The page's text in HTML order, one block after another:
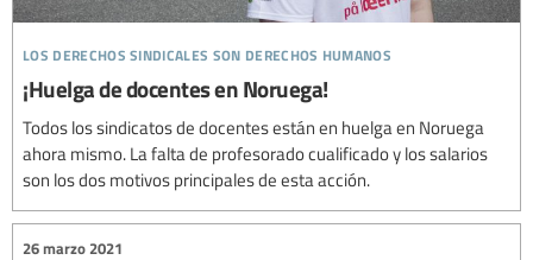
los derechos sindicales son derechos humanos
¡Huelga de docentes en Noruega!
Todos los sindicatos de docentes están en huelga en Noruega
ahora mismo. La falta de profesorado cualificado y los salarios
son los dos motivos principales de esta acción.
26 marzo 2021